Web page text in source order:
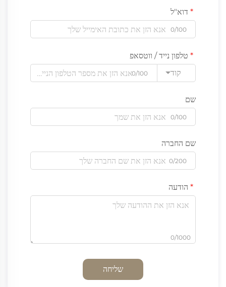
דוא"ל
0/100
טלפון נייד / ווטסאפ
קוד
0/100
שם
0/100
שם החברה
0/200
הודעה
0/1000
שליחה